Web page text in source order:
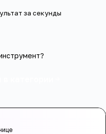
за секунды